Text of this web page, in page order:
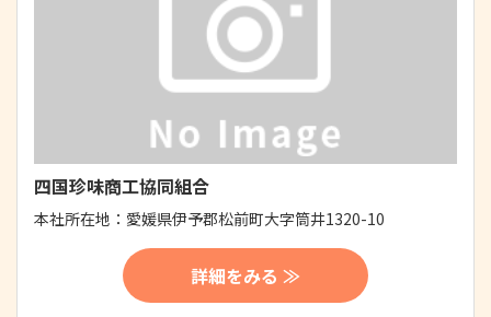
四国珍味商工協同組合
本社所在地： 愛媛県伊予郡松前町大字筒井1320-10
詳細をみる ≫